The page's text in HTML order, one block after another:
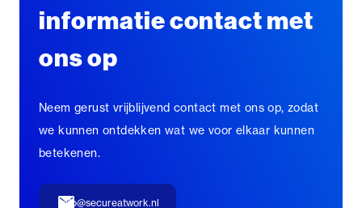
informatie contact met
ons op
Neem gerust vrijblijvend contact met ons op, zodat
we kunnen ontdekken wat we voor elkaar kunnen
betekenen.
mail
info@secureatwork.nl